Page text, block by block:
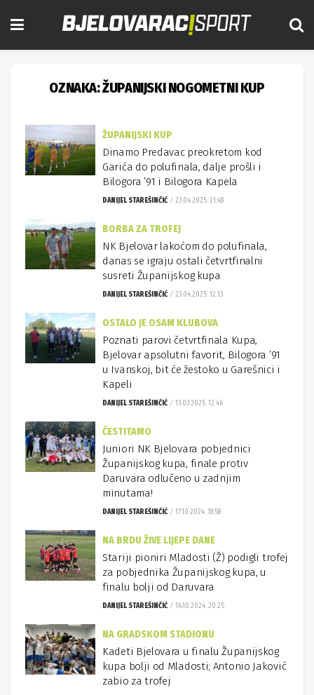
OZNAKA:ŽUPANIJSKI NOGOMETNI KUP
ŽUPANIJSKI KUP
Dinamo Predavac preokretom kod
Garića do polufinala, dalje prošli i
Bilogora ’91 i Bilogora Kapela
DANIJEL STAREŠINČIĆ 23.04.2025. 21:48
BORBA ZA TROFEJ
NK Bjelovar lakoćom do polufinala,
danas se igraju ostali četvrtfinalni
susreti Županijskog kupa
DANIJEL STAREŠINČIĆ 23.04.2025. 12:13
OSTALO JE OSAM KLUBOVA
Poznati parovi četvrtfinala Kupa,
Bjelovar apsolutni favorit, Bilogora ’91
u Ivanskoj, bit će žestoko u Garešnici i
Kapeli
DANIJEL STAREŠINČIĆ 13.03.2025. 12:46
ČESTITAMO
Juniori NK Bjelovara pobjednici
Županijskog kupa, finale protiv
Daruvara odlučeno u zadnjim
minutama!
DANIJEL STAREŠINČIĆ 17.10.2024. 18:58
NA BRDU ŽIVE LIJEPE DANE
Stariji pioniri Mladosti (Ž) podigli trofej
za pobjednika Županijskog kupa, u
finalu bolji od Daruvara
DANIJEL STAREŠINČIĆ 16.10.2024. 20:25
NA GRADSKOM STADIONU
Kadeti Bjelovara u finalu Županijskog
kupa bolji od Mladosti; Antonio Jaković
zabio za trofej